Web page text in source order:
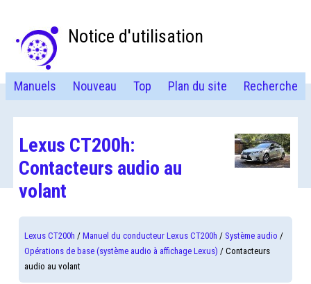
Notice d'utilisation
Manuels Nouveau Top Plan du site Recherche
Lexus CT200h:
Contacteurs audio au
volant
Lexus CT200h /Manuel du conducteur Lexus CT200h / Système audio /
Opérations de base (système audio à affichage Lexus) / Contacteurs
audio au volant